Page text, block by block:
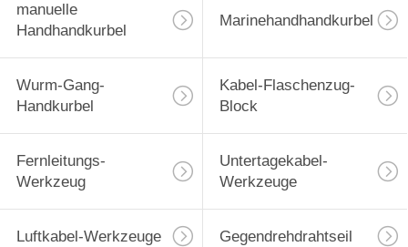
manuelle
Handhandkurbel
Marinehandhandkurbel
Wurm-Gang-
Handkurbel
Kabel-Flaschenzug-
Block
Fernleitungs-
Werkzeug
Untertagekabel-
Werkzeuge
Luftkabel-Werkzeuge Gegendrehdrahtseil